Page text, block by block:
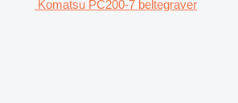
Komatsu PC200-7 beltegraver